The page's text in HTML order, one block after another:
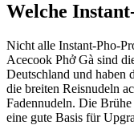
Welche
Nicht alle Instant-Pho-
Acecook Phở Gà sind
Deutschland und haben
die breiten Reisnudeln
Fadennudeln. Die
eine gute Basis für